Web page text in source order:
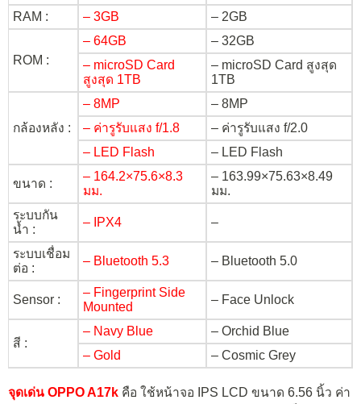
RAM : – 3GB – 2GB
ROM :
– 64GB
– 32GB
– microSD Card
สูงสุด 1TB
– microSD Card สูงสุด
1TB
กล้องหลัง :
– 8MP
– 8MP
– ค่ารูรับแสง f/1.8
– ค่ารูรับแสง f/2.0
– LED Flash
– LED Flash
ขนาด :
– 164.2×75.6×8.3
มม.
– 163.99×75.63×8.49
มม.
ระบบกัน
น้ำ :
– IPX4 –
ระบบเชื่อม
ต่อ :
– Bluetooth 5.3 – Bluetooth 5.0
Sensor :
– Fingerprint Side
Mounted
– Face Unlock
สี :
– Navy Blue
– Orchid Blue
– Gold
– Cosmic Grey
จุดเด่น OPPO A17k คือ ใช้หน้าจอ IPS LCD ขนาด 6.56 นิ้ว ค่า